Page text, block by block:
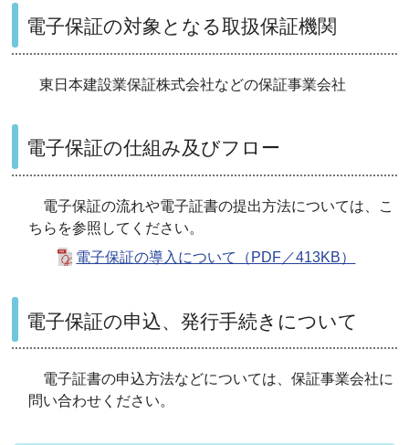
電子保証の対象となる取扱保証機関
東⽇本建設業保証株式会社などの保証事業会社
電子保証の仕組み及びフロー
電子保証の流れや電子証書の提出方法については、こ
ちらを参照してください。
電子保証の導入について（PDF／413KB）
電子保証の申込、発行手続きについて
電子証書の申込方法などについては、保証事業会社に
問い合わせください。